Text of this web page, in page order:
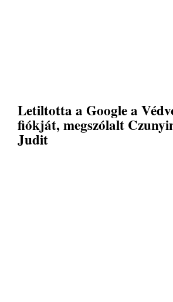
Letiltotta a Google a
fiókját, megszólalt
Judit